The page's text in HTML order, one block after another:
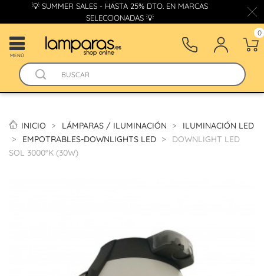
💡 SUMMER SALES - HASTA 25% DTO. EN MARCAS
SELECCIONADAS 💡
MENÚ
0
INICIO LÁMPARAS / ILUMINACIÓN
ILUMINACIÓN LED
EMPOTRABLES-DOWNLIGHTS LED
DOWNLIGHT LED
SOL 3000ºK (30W)